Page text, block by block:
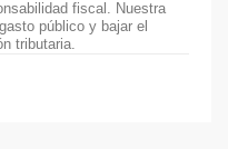
fiscal. Nuestra
público y bajar el
tributaria.